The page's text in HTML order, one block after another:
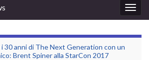
la
30 anni di The Next Generation con un
Brent Spiner alla StarCon 2017